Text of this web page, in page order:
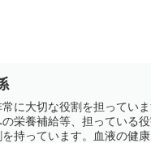
に大切な役割を担ってい
栄養補給等、担っている
持っています。血液の健